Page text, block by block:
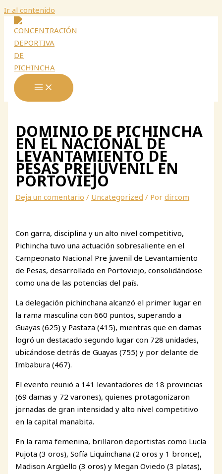
Ir al contenido
DOMINIO DE PICHINCHA
EN EL NACIONAL DE
LEVANTAMIENTO DE
PESAS PREJUVENIL EN
PORTOVIEJO
Deja un comentario / Uncategorized / Pordircom
Con garra, disciplina y un alto nivel competitivo,
Pichincha tuvo una actuación sobresaliente en el
Campeonato Nacional Pre juvenil de Levantamiento
de Pesas, desarrollado en Portoviejo, consolidándose
como una de las potencias del país.
La delegación pichinchana alcanzó el primer lugar en
la rama masculina con 660 puntos, superando a
Guayas (625) y Pastaza (415), mientras que en damas
logró un destacado segundo lugar con 728 unidades,
ubicándose detrás de Guayas (755) y por delante de
Imbabura (467).
El evento reunió a 141 levantadores de 18 provincias
(69 damas y 72 varones), quienes protagonizaron
jornadas de gran intensidad y alto nivel competitivo
en la capital manabita.
En la rama femenina, brillaron deportistas como Lucía
Pujota (3 oros), Sofía Liquinchana (2 oros y 1 bronce),
Madison Argüello (3 oros) y Megan Oviedo (3 platas),